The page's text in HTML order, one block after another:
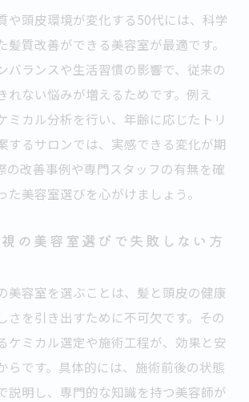
や頭皮環境が変化する50代には、科学
髪質改善ができる美容室が最適です。
バランスや生活習慣の影響で、従来の
れない悩みが増えるためです。例え
ミカル分析を行い、年齢に応じたトリ
するサロンでは、実感できる変化が期
の改善事例や専門スタッフの有無を確
た美容室選びを心がけましょう。
の美容室選びで失敗しない方
美容室を選ぶことは、髪と頭皮の健康
さを引き出すために不可欠です。その
ケミカル選定や施術工程が、効果と安
らです。具体的には、施術前後の状態
説明し、専門的な知識を持つ美容師が